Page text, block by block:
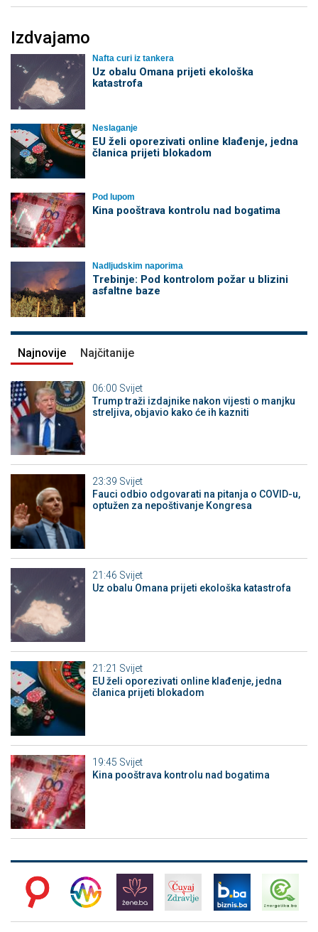
Izdvajamo
Nafta curi iz tankera
Uz obalu Omana prijeti ekološka
katastrofa
Neslaganje
EU želi oporezivati online klađenje, jedna
članica prijeti blokadom
Pod lupom
Kina pooštrava kontrolu nad bogatima
Nadljudskim naporima
Trebinje: Pod kontrolom požar u blizini
asfaltne baze
Najnovije Najčitanije
06:00 Svijet
Trump traži izdajnike nakon vijesti o manjku
streljiva, objavio kako će ih kazniti
23:39 Svijet
Fauci odbio odgovarati na pitanja o COVID-u,
optužen za nepoštivanje Kongresa
21:46 Svijet
Uz obalu Omana prijeti ekološka katastrofa
21:21 Svijet
EU želi oporezivati online klađenje, jedna
članica prijeti blokadom
19:45 Svijet
Kina pooštrava kontrolu nad bogatima